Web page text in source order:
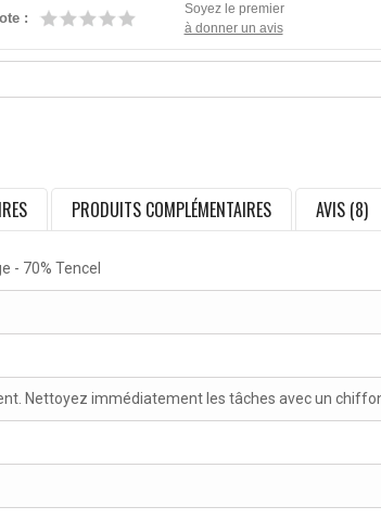
:
Soyez le premier
à donner un avis
PRODUITS COMPLÉMENTAIRES AVIS (8)
- 70% Tencel
Nettoyez immédiatement les tâches avec un